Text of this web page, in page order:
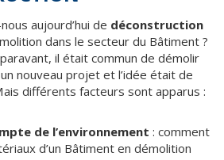
aujourd’hui de déconstruction
dans le secteur du Bâtiment ?
il était commun de démolir
nouveau projet et l’idée était de
différents facteurs sont apparus :
de l’environnement : comment
d’un Bâtiment en démolition